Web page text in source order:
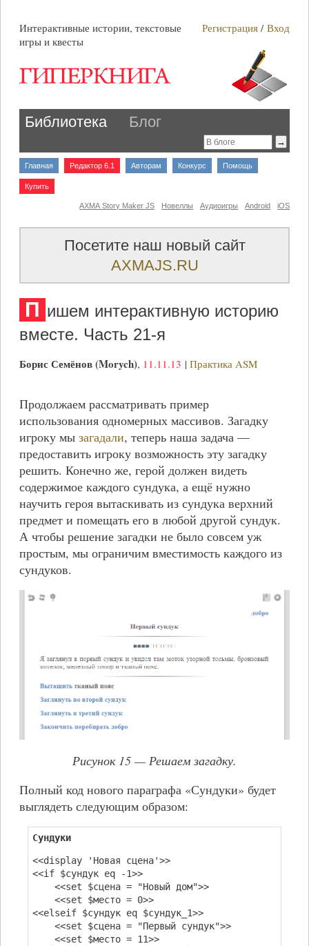
Интерактивные истории, текстовые
игры и квесты
Регистрация /Вход
Библиотека Блог
Главная Редактор 6.1 Авторам Конкурс Помощь
Купить
iOS
Android
Аудиоигры
Новеллы
AXMA Story Maker JS
Посетите наш новый сайт
AXMAJS.RU
П ишем интерактивную историю
вместе. Часть 21-я
Борис Семёнов (Morych), 11.11.13 | Практика ASM
Продолжаем рассматривать пример
использования одномерных массивов. Загадку
игроку мы загадали, теперь наша задача —
предоставить игроку возможность эту загадку
решить. Конечно же, герой должен видеть
содержимое каждого сундука, а ещё нужно
научить героя вытаскивать из сундука верхний
предмет и помещать его в любой другой сундук.
А чтобы решение загадки не было совсем уж
простым, мы ограничим вместимость каждого из
сундуков.
Рисунок 15 — Решаем загадку.
Полный код нового параграфа «Сундуки» будет
выглядеть следующим образом:
Сундуки
<<display 'Новая сцена'>>
<<if $сундук eq -1>>
<<set $сцена = "Новый дом">>
<<set $место = 0>>
<<elseif $сундук eq $сундук_1>>
<<set $сцена = "Первый сундук">>
<<set $место = 11>>